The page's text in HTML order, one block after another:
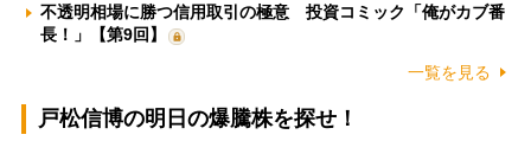
不透明相場に勝つ信用取引の極意 投資コミック「俺がカブ番
長！」【第9回】
一覧を見る
戸松信博の明日の爆騰株を探せ！